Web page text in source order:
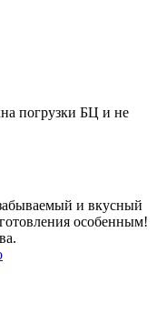
погрузки БЦ и не
и вкусный
особенным!